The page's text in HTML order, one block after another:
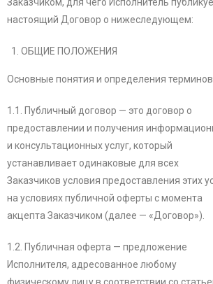
настоящий Договор о нижеследующем:
ОБЩИЕ ПОЛОЖЕНИЯ
Основные понятия и определения терминов
1.1. Публичный договор — это договор о
предоставлении и получения
и консультационных услуг, который
устанавливает одинаковые для всех
Заказчиков условия предоставления этих
на условиях публичной оферты с момента
акцепта Заказчиком (далее — «Договор»).
1.2. Публичная оферта — предложение
Исполнителя, адресованное любому